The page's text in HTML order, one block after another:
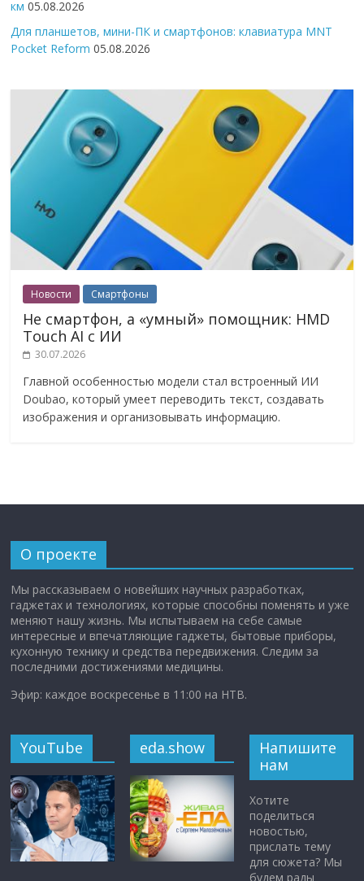
км 05.08.2026
Для планшетов, мини-ПК и смартфонов: клавиатура MNT
Pocket Reform 05.08.2026
Новости Смартфоны
Не смартфон, а «умный» помощник: HMD
Touch AI с ИИ
30.07.2026
Главной особенностью модели стал встроенный ИИ
Doubao, который умеет переводить текст, создавать
изображения и организовывать информацию.
О проекте
Мы рассказываем о новейших научных разработках,
гаджетах и технологиях, которые способны поменять и уже
меняют нашу жизнь. Мы испытываем на себе самые
интересные и впечатляющие гаджеты, бытовые приборы,
кухонную технику и средства передвижения. Следим за
последними достижениями медицины.
Эфир: каждое воскресенье в 11:00 на НТВ.
YouTube eda.show
Напишите
нам
Хотите
поделиться
новостью,
прислать тему
для сюжета? Мы
будем рады